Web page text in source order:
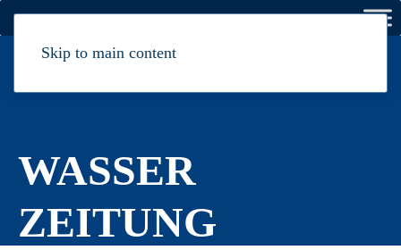
Skip to main content
Herausgeber:
WASSER
ZEITUNG